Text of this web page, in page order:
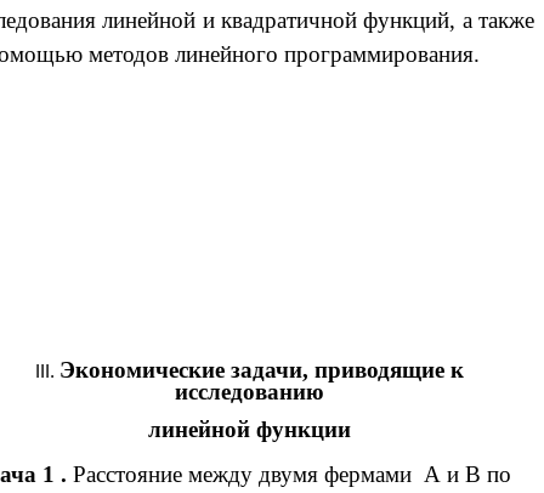
линейной и квадратичной функций, а также
методов линейного программирования.
Экономические задачи, приводящие к
исследованию
линейной функции
1 . Расстояние между двумя фермами А и В по